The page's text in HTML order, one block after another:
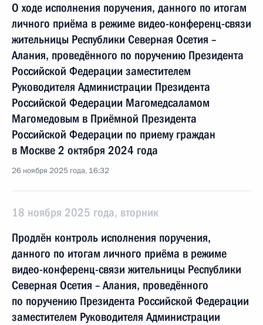
О ходе исполнения поручения, данного по итогам
личного приёма в режиме видео-конференц-связи
жительницы Республики Северная Осетия –
Алания, проведённого по поручению Президента
Российской Федерации заместителем
Руководителя Администрации Президента
Российской Федерации Магомедсаламом
Магомедовым в Приёмной Президента
Российской Федерации по приему граждан
в Москве 2 октября 2024 года
26 ноября 2025 года, 16:32
18 ноября 2025 года, вторник
Продлён контроль исполнения поручения,
данного по итогам личного приёма в режиме
видео-конференц-связи жительницы Республики
Северная Осетия – Алания, проведённого
по поручению Президента Российской Федерации
заместителем Руководителя Администрации